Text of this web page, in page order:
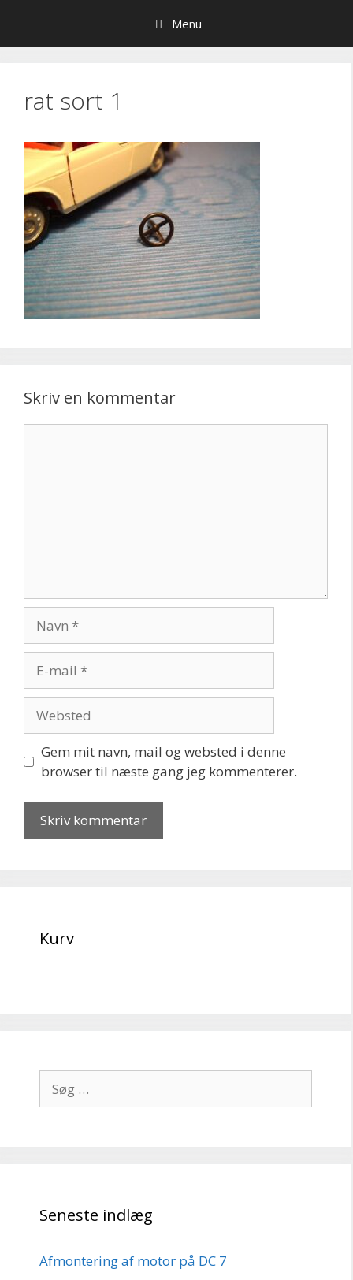
indhold
Menu
rat sort 1
Skriv en kommentar
mail
Gem mit navn, mail og websted i denne
browser til næste gang jeg kommenterer.
Kurv
efter:
Seneste indlæg
Afmontering af motor på DC 7